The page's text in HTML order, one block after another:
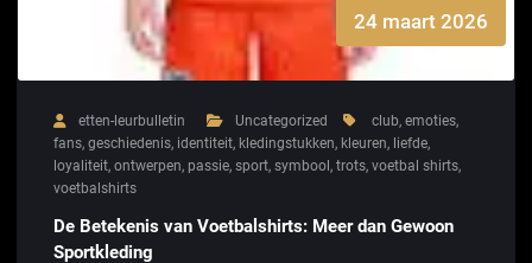
24 maart 2026
etten-leurbulletin Uncategorized club, emoties,
fans, geschiedenis, identiteit, kledingstukken, kleuren, liefde,
loyaliteit, ontwerpen, passie, sport, symbool , trots, voetbal shirts,
voetbalshirts
De Betekenis van Voetbalshirts: Meer dan Gewoon
Sportkleding